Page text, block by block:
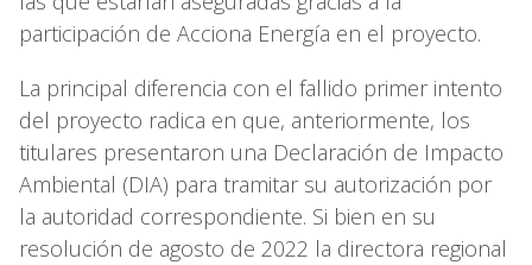
participación de Acciona Energía en el proyecto.
La principal diferencia con el fallido primer intento
del proyecto radica en que, anteriormente, los
titulares presentaron una Declaración de Impacto
Ambiental (DIA) para tramitar su autorización por
la autoridad correspondiente. Si bien en su
resolución de agosto de 2022 la directora regional